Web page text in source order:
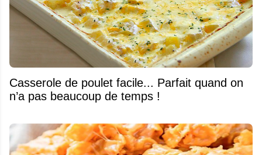
Casserole de poulet facile... Parfait quand on
n’a pas beaucoup de temps !